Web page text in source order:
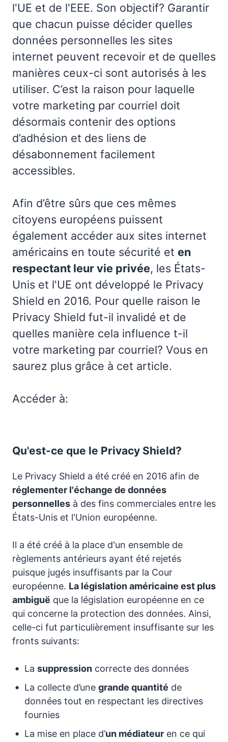
l'UE et de l'EEE. Son objectif? Garantir
que chacun puisse décider quelles
données personnelles les sites
internet peuvent recevoir et de quelles
manières ceux-ci sont autorisés à les
utiliser. C’est la raison pour laquelle
votre marketing par courriel doit
désormais contenir des options
d’adhésion et des liens de
désabonnement facilement
accessibles.
Afin d’être sûrs que ces mêmes
citoyens européens puissent
également accéder aux sites internet
américains en toute sécurité et en
respectant leur vie privée, les États-
Unis et l'UE ont développé le Privacy
Shield en 2016. Pour quelle raison le
Privacy Shield fut-il invalidé et de
quelles manière cela influence t-il
votre marketing par courriel? Vous en
saurez plus grâce à cet article.
Accéder à:
Qu'est-ce que le Privacy Shield?
Le Privacy Shield a été créé en 2016 afin de
réglementer l'échange de données
personnelles à des fins commerciales entre les
États-Unis et l'Union européenne.
Il a été créé à la place d'un ensemble de
règlements antérieurs ayant été rejetés
puisque jugés insuffisants par la Cour
européenne. La législation américaine est plus
ambiguë que la législation européenne en ce
qui concerne la protection des données. Ainsi,
celle-ci fut particulièrement insuffisante sur les
fronts suivants:
La suppression correcte des données
La collecte d’une grande quantité de
données tout en respectant les directives
fournies
La mise en place d’un médiateur en ce qui